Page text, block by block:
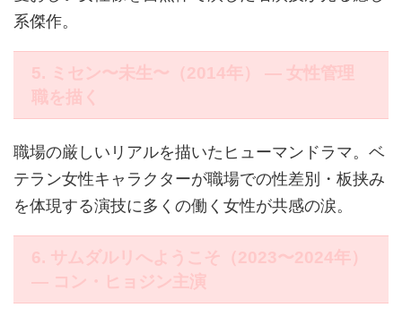
系傑作。
5. ミセン〜未生〜（2014年） ― 女性管理
職を描く
職場の厳しいリアルを描いたヒューマンドラマ。ベ
テラン女性キャラクターが職場での性差別・板挟み
を体現する演技に多くの働く女性が共感の涙。
6. サムダルリへようこそ（2023〜2024年）
― コン・ヒョジン主演